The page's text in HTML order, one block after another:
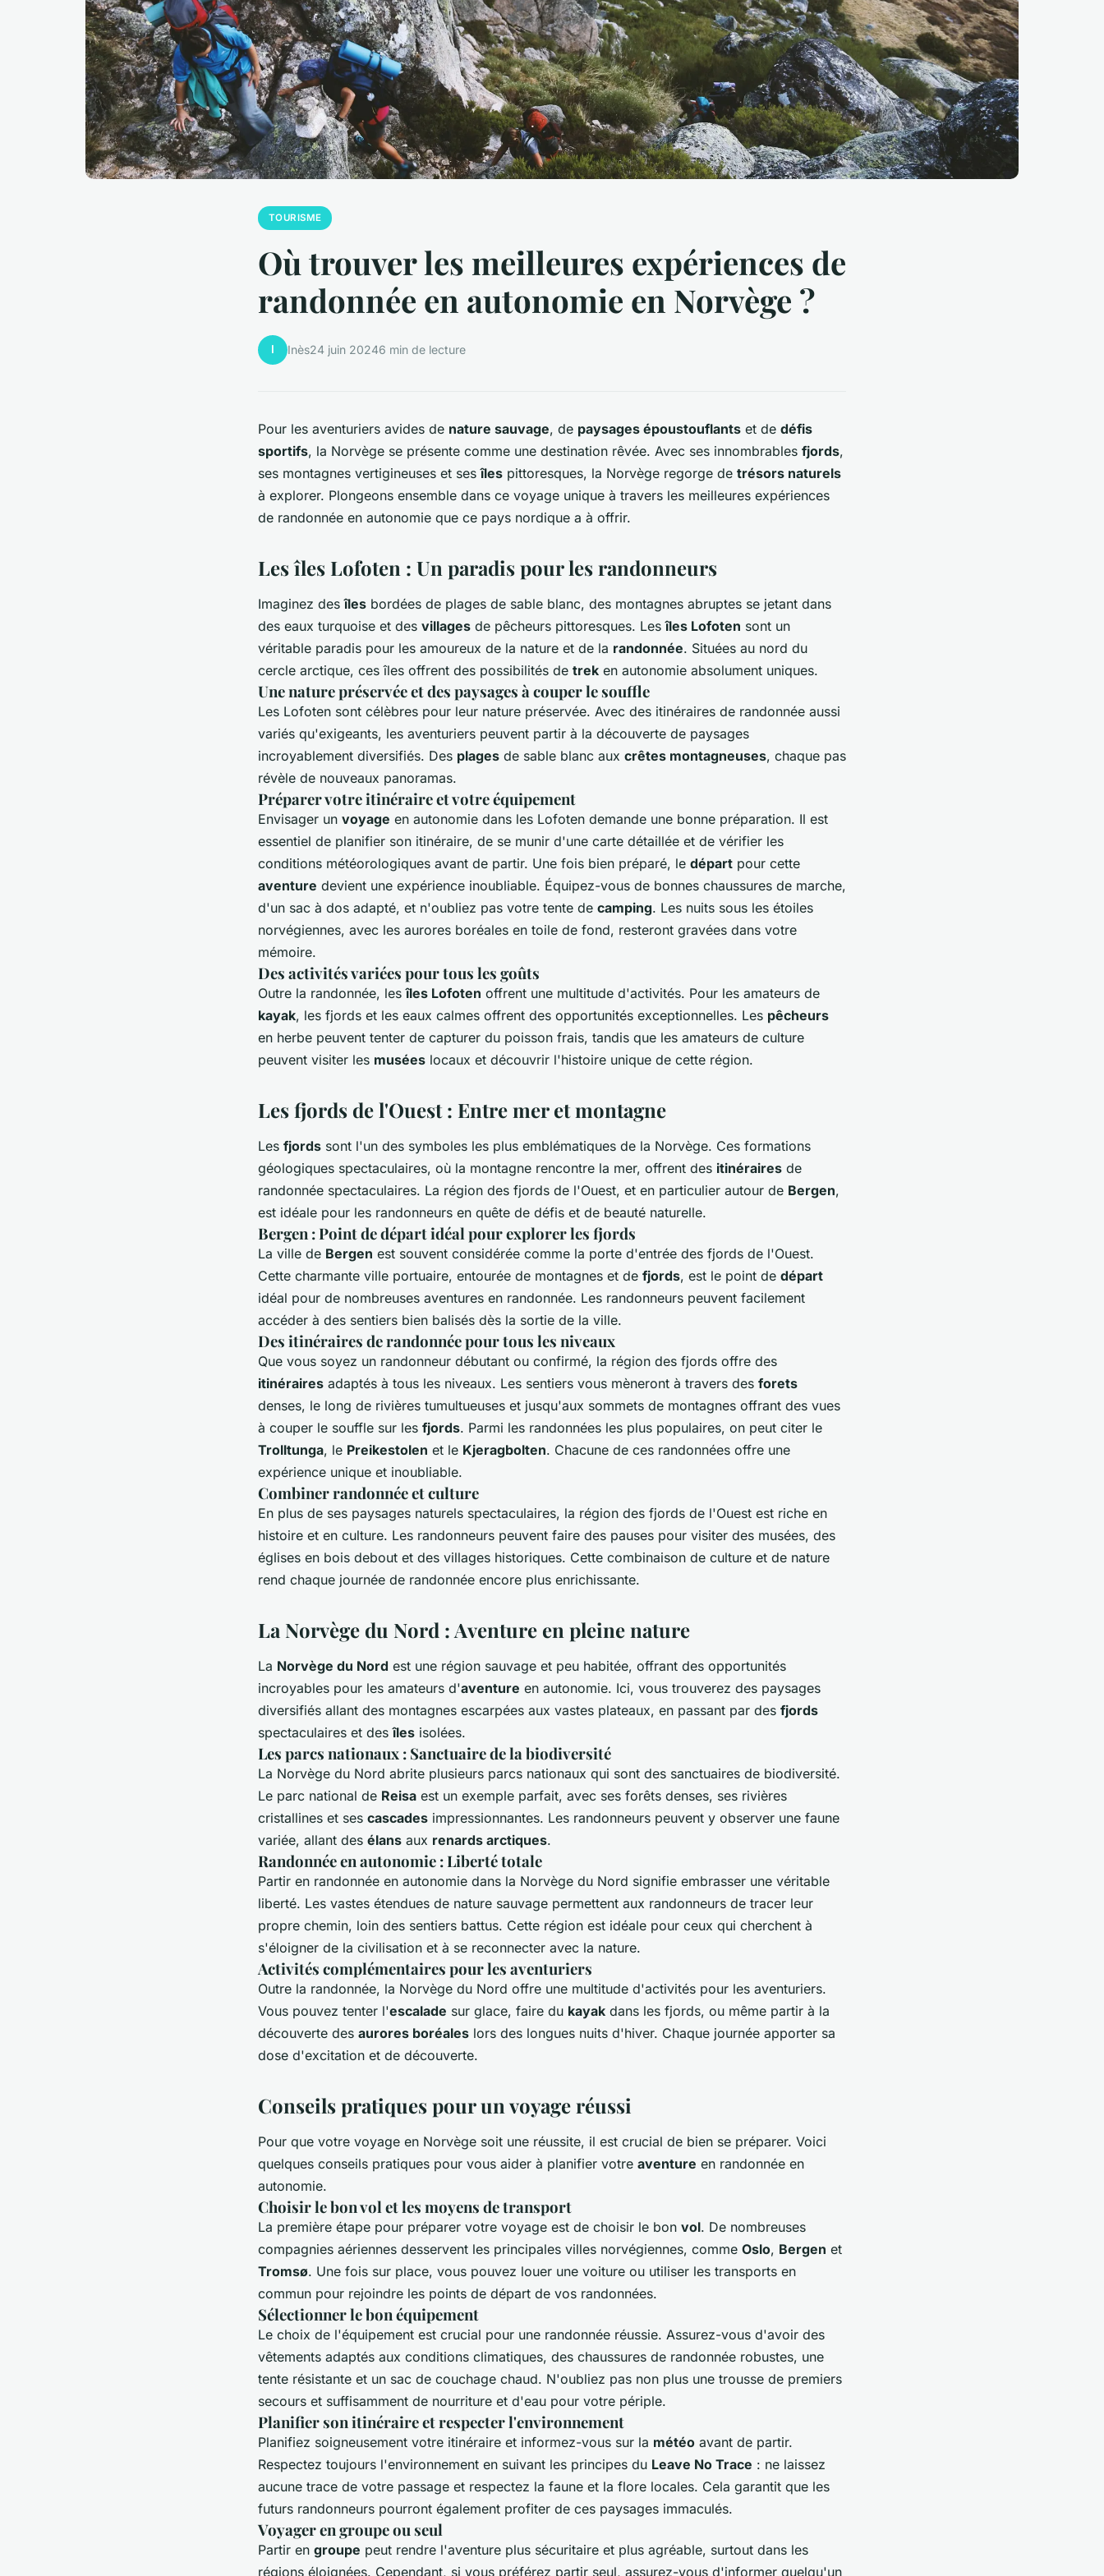
TOURISME
Où trouver les meilleures expériences de
randonnée en autonomie en Norvège ?
I Inès24 juin 20246 min de lecture
Pour les aventuriers avides de nature sauvage, de paysages époustouflants et de défis
sportifs, la Norvège se présente comme une destination rêvée. Avec ses innombrables fjords,
ses montagnes vertigineuses et sesîles pittoresques, la Norvège regorge de trésors naturels
à explorer. Plongeons ensemble dans ce voyage unique à travers les meilleures expériences
de randonnée en autonomie que ce pays nordique a à offrir.
Les îles Lofoten : Un paradis pour les randonneurs
Imaginez desîles bordées de plages de sable blanc, des montagnes abruptes se jetant dans
des eaux turquoise et des villages de pêcheurs pittoresques. Lesîles Lofoten sont un
véritable paradis pour les amoureux de la nature et de la randonnée. Situées au nord du
cercle arctique, ces îles offrent des possibilités de trek en autonomie absolument uniques.
Une nature préservée et des paysages à couper le souffle
Les Lofoten sont célèbres pour leur nature préservée. Avec des itinéraires de randonnée aussi
variés qu'exigeants, les aventuriers peuvent partir à la découverte de paysages
incroyablement diversifiés. Des plages de sable blanc aux crêtes montagneuses, chaque pas
révèle de nouveaux panoramas.
Préparer votre itinéraire et votre équipement
Envisager un voyage en autonomie dans les Lofoten demande une bonne préparation. Il est
essentiel de planifier son itinéraire, de se munir d'une carte détaillée et de vérifier les
conditions météorologiques avant de partir. Une fois bien préparé, le départ pour cette
aventure devient une expérience inoubliable. Équipez-vous de bonnes chaussures de marche,
d'un sac à dos adapté, et n'oubliez pas votre tente de camping. Les nuits sous les étoiles
norvégiennes, avec les aurores boréales en toile de fond, resteront gravées dans votre
mémoire.
Des activités variées pour tous les goûts
Outre la randonnée, lesîles Lofoten offrent une multitude d'activités. Pour les amateurs de
kayak, les fjords et les eaux calmes offrent des opportunités exceptionnelles. Les pêcheurs
en herbe peuvent tenter de capturer du poisson frais, tandis que les amateurs de culture
peuvent visiter les musées locaux et découvrir l'histoire unique de cette région.
Les fjords de l'Ouest : Entre mer et montagne
Les fjords sont l'un des symboles les plus emblématiques de la Norvège. Ces formations
géologiques spectaculaires, où la montagne rencontre la mer, offrent des itinéraires de
randonnée spectaculaires. La région des fjords de l'Ouest, et en particulier autour de Bergen,
est idéale pour les randonneurs en quête de défis et de beauté naturelle.
Bergen : Point de départ idéal pour explorer les fjords
La ville de Bergen est souvent considérée comme la porte d'entrée des fjords de l'Ouest.
Cette charmante ville portuaire, entourée de montagnes et de fjords, est le point de départ
idéal pour de nombreuses aventures en randonnée. Les randonneurs peuvent facilement
accéder à des sentiers bien balisés dès la sortie de la ville.
Des itinéraires de randonnée pour tous les niveaux
Que vous soyez un randonneur débutant ou confirmé, la région des fjords offre des
itinéraires adaptés à tous les niveaux. Les sentiers vous mèneront à travers des forets
denses, le long de rivières tumultueuses et jusqu'aux sommets de montagnes offrant des vues
à couper le souffle sur les fjords. Parmi les randonnées les plus populaires, on peut citer le
Trolltunga, le Preikestolen et le Kjeragbolten. Chacune de ces randonnées offre une
expérience unique et inoubliable.
Combiner randonnée et culture
En plus de ses paysages naturels spectaculaires, la région des fjords de l'Ouest est riche en
histoire et en culture. Les randonneurs peuvent faire des pauses pour visiter des musées, des
églises en bois debout et des villages historiques. Cette combinaison de culture et de nature
rend chaque journée de randonnée encore plus enrichissante.
La Norvège du Nord : Aventure en pleine nature
La Norvège du Nord est une région sauvage et peu habitée, offrant des opportunités
incroyables pour les amateurs d'aventure en autonomie. Ici, vous trouverez des paysages
diversifiés allant des montagnes escarpées aux vastes plateaux, en passant par des fjords
spectaculaires et desîles isolées.
Les parcs nationaux : Sanctuaire de la biodiversité
La Norvège du Nord abrite plusieurs parcs nationaux qui sont des sanctuaires de biodiversité.
Le parc national de Reisa est un exemple parfait, avec ses forêts denses, ses rivières
cristallines et ses cascades impressionnantes. Les randonneurs peuvent y observer une faune
variée, allant des élans aux renards arctiques.
Randonnée en autonomie : Liberté totale
Partir en randonnée en autonomie dans la Norvège du Nord signifie embrasser une véritable
liberté. Les vastes étendues de nature sauvage permettent aux randonneurs de tracer leur
propre chemin, loin des sentiers battus. Cette région est idéale pour ceux qui cherchent à
s'éloigner de la civilisation et à se reconnecter avec la nature.
Activités complémentaires pour les aventuriers
Outre la randonnée, la Norvège du Nord offre une multitude d'activités pour les aventuriers.
Vous pouvez tenter l'escalade sur glace, faire du kayak dans les fjords, ou même partir à la
découverte des aurores boréales lors des longues nuits d'hiver. Chaque journée apporter sa
dose d'excitation et de découverte.
Conseils pratiques pour un voyage réussi
Pour que votre voyage en Norvège soit une réussite, il est crucial de bien se préparer. Voici
quelques conseils pratiques pour vous aider à planifier votre aventure en randonnée en
autonomie.
Choisir le bonvol et les moyens de transport
La première étape pour préparer votre voyage est de choisir le bon vol. De nombreuses
compagnies aériennes desservent les principales villes norvégiennes, comme Oslo, Bergen et
Tromsø. Une fois sur place, vous pouvez louer une voiture ou utiliser les transports en
commun pour rejoindre les points de départ de vos randonnées.
Sélectionner le bon équipement
Le choix de l'équipement est crucial pour une randonnée réussie. Assurez-vous d'avoir des
vêtements adaptés aux conditions climatiques, des chaussures de randonnée robustes, une
tente résistante et un sac de couchage chaud. N'oubliez pas non plus une trousse de premiers
secours et suffisamment de nourriture et d'eau pour votre périple.
Planifier son itinéraire et respecter l'environnement
Planifiez soigneusement votre itinéraire et informez-vous sur la météo avant de partir.
Respectez toujours l'environnement en suivant les principes du Leave No Trace : ne laissez
aucune trace de votre passage et respectez la faune et la flore locales. Cela garantit que les
futurs randonneurs pourront également profiter de ces paysages immaculés.
Voyager en groupe ou seul
Partir en groupe peut rendre l'aventure plus sécuritaire et plus agréable, surtout dans les
régions éloignées. Cependant, si vous préférez partir seul, assurez-vous d'informer quelqu'un